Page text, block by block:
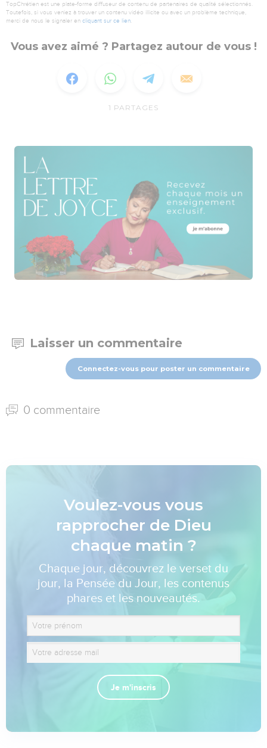
TopChrétien est une plate-forme diffuseur de contenu de partenaires de qualité sélectionnés.
Toutefois, si vous veniez à trouver un contenu vidéo illicite ou avec un problème technique,
merci de nous le signaler en cliquant sur ce lien.
Vous avez aimé ? Partagez autour de vous !
1 PARTAGES
Laisser un commentaire
Connectez-vous pour poster un commentaire
0 commentaire
Voulez-vous vous
rapprocher de Dieu
chaque matin ?
Chaque jour, découvrez le verset du
jour, la Pensée du Jour, les contenus
phares et les nouveautés.
Je m'inscris